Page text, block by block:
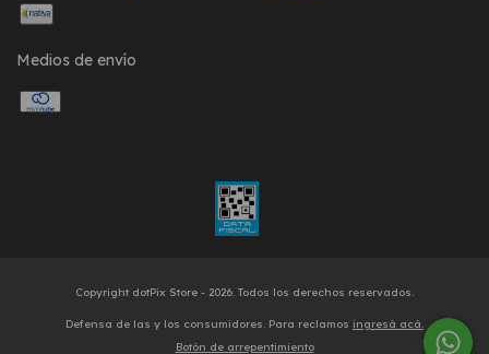
Medios de envío
Copyright dotPix Store - 2026. Todos los derechos reservados.
Defensa de las y los consumidores. Para reclamos ingresá acá.
Botón de arrepentimiento